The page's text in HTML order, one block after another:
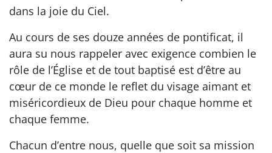
dans la joie du Ciel.
Au cours de ses douze années de pontificat, il
aura su nous rappeler avec exigence combien le
rôle de l’Église et de tout baptisé est d’être au
cœur de ce monde le reflet du visage aimant et
miséricordieux de Dieu pour chaque homme et
chaque femme.
Chacun d’entre nous, quelle que soit sa mission